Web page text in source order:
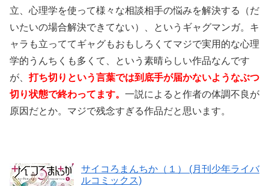
立、心理学を使って様々な相談相手の悩みを解決する（だ
いたいの場合解決できてない）、というギャグマンガ。キ
ャラも立っててギャグもおもしろくてマジで実用的な心理
学的うんちくも多くて、という素晴らしい作品なんです
が、打ち切りという言葉では到底手が届かないようなぶつ
切り状態で終わってます。 一説によると作者の体調不良が
原因だとか。マジで残念すぎる作品だと思います。
サイコろまんちか（１） (月刊少年ライバ
ルコミックス)